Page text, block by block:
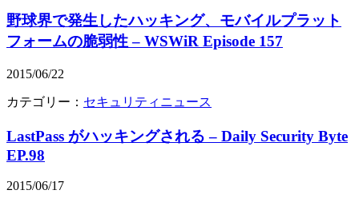
野球界で発生したハッキング、モバイルプラット
フォームの脆弱性 – WSWiR Episode 157
2015/06/22
カテゴリー： セキュリティニュース
LastPass がハッキングされる – Daily Security Byte
EP.98
2015/06/17